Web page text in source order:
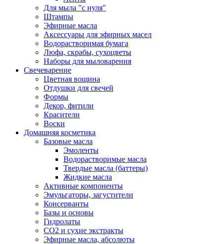
Для мыла "с нуля"
Штампы
Эфирные масла
Аксессуары для эфирных масел
Водорастворимая бумага
Люфа, скрабы, сухоцветы
Наборы для мыловарения
Свечеварение
Цветная вощина
Отдушки для свечей
Формы
Декор, фитили
Красители
Воски
Домашняя косметика
Базовые масла
Эмоленты
Водорастворимые масла
Твердые масла (баттеры)
Жидкие масла
Активные компоненты
Эмульгаторы, загустители
Консерванты
Базы и основы
Гидролаты
СО2 и сухие экстракты
Эфирные масла, абсолюты